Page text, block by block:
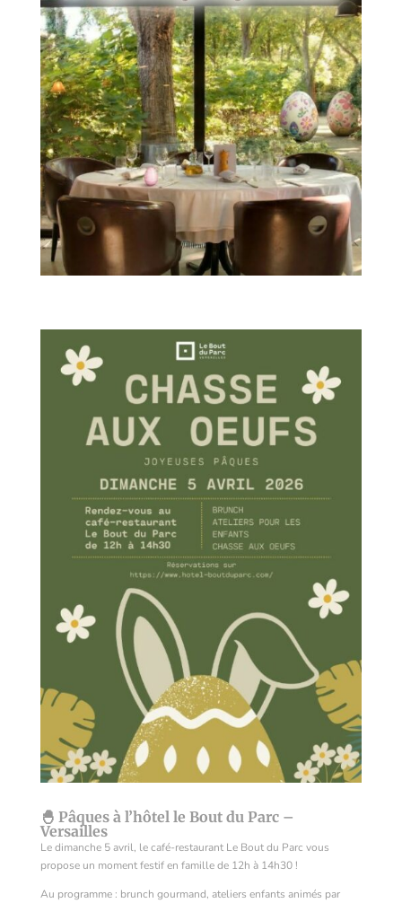
🐣 Pâques à l’hôtel le Bout du Parc –
Versailles
Le dimanche 5 avril, le café-restaurant Le Bout du Parc vous
propose un moment festif en famille de 12h à 14h30 !
Au programme : brunch gourmand, ateliers enfants animés par